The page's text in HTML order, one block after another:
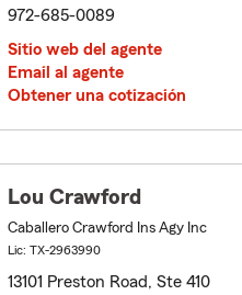
972-685-0089
Sitio web del agente
Email al agente
Obtener una cotización
Lou Crawford
Caballero Crawford Ins Agy Inc
Lic: TX-2963990
13101 Preston Road, Ste 410